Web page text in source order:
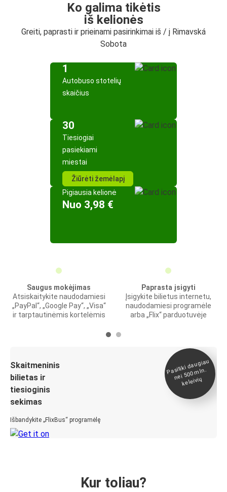
Ko galima tikėtis
iš kelionės
Greiti, paprasti ir prieinami pasirinkimai iš / į Rimavská
Sobota
1
Autobuso stotelių
skaičius
30
Tiesiogiai
pasiekiami
miestai
Žiūrėti žemėlapį
Pigiausia kelionė
Nuo 3,98 €
Saugus mokėjimas
Atsiskaitykite naudodamiesi
„PayPal“, „Google Pay“, „Visa“
ir tarptautinėmis kortelėmis
Paprasta įsigyti
Įsigykite bilietus internetu,
naudodamiesi programėle
arba „Flix“ parduotuvėje
Skaitmeninis
bilietas ir
tiesioginis
sekimas
Išbandykite „FlixBus“ programėlę
Pasitiki daugiau
nei 500
mln.
keleivių
Kur toliau?